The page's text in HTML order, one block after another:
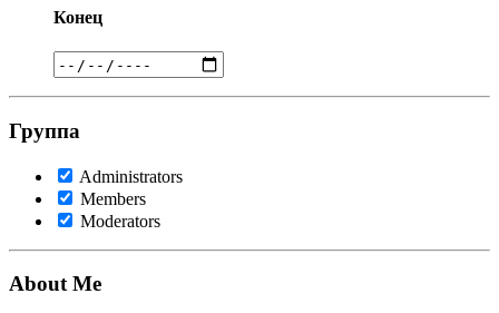
Конец
Группа
Administrators
Members
Moderators
About Me